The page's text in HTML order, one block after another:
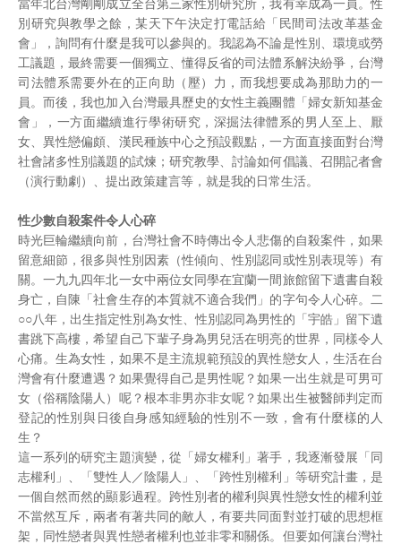
當年北台灣剛剛成立全台第三家性別研究所，我有幸成為一員。性
別研究與教學之餘，某天下午決定打電話給「民間司法改革基金
會」，詢問有什麼是我可以參與的。我認為不論是性別、環境或勞
工議題，最終需要一個獨立、懂得反省的司法體系解決紛爭，台灣
司法體系需要外在的正向助（壓）力，而我想要成為那助力的一
員。而後，我也加入台灣最具歷史的女性主義團體「婦女新知基金
會」，一方面繼續進行學術研究，深掘法律體系的男人至上、厭
女、異性戀偏頗、漢民種族中心之預設觀點，一方面直接面對台灣
社會諸多性別議題的試煉；研究教學、討論如何倡議、召開記者會
（演行動劇）、提出政策建言等，就是我的日常生活。
性少數自殺案件令人心碎
時光巨輪繼續向前，台灣社會不時傳出令人悲傷的自殺案件，如果
留意細節，很多與性別因素（性傾向、性別認同或性別表現等）有
關。一九九四年北一女中兩位女同學在宜蘭一間旅館留下遺書自殺
身亡，自陳「社會生存的本質就不適合我們」的字句令人心碎。二
○○八年，出生指定性別為女性、性別認同為男性的「宇皓」留下遺
書跳下高樓，希望自己下輩子身為男兒活在明亮的世界，同樣令人
心痛。生為女性，如果不是主流規範預設的異性戀女人，生活在台
灣會有什麼遭遇？如果覺得自己是男性呢？如果一出生就是可男可
女（俗稱陰陽人）呢？根本非男亦非女呢？如果出生被醫師判定而
登記的性別與日後自身感知經驗的性別不一致，會有什麼樣的人
生？
這一系列的研究主題演變，從「婦女權利」著手，我逐漸發展「同
志權利」、「雙性人／陰陽人」、「跨性別權利」等研究計畫，是
一個自然而然的顯影過程。跨性別者的權利與異性戀女性的權利並
不當然互斥，兩者有著共同的敵人，有要共同面對並打破的思想框
架，同性戀者與異性戀者權利也並非零和關係。但要如何讓台灣社